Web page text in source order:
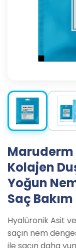
Kolajen
Yoğun
Saç
Hyalüronik Asit
saçın nem